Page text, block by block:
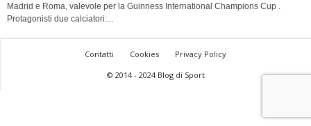
Madrid e Roma, valevole per la Guinness International Champions Cup .
Protagonisti due calciatori:...
Contatti Cookies
Privacy Policy
© 2014 - 2024 Blog di Sport